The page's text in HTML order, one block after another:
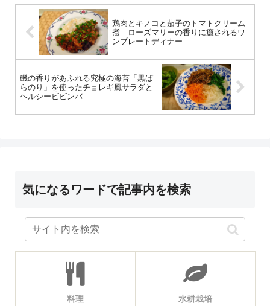
鶏肉とキノコと茄子のトマトクリーム
煮 ローズマリーの香りに癒されるワ
ンプレートディナー
磯の香りがあふれる究極の海苔「黒ば
らのり」を使ったチョレギ風サラダと
ヘルシービビンバ
気になるワードで記事内を検索
料理 水耕栽培